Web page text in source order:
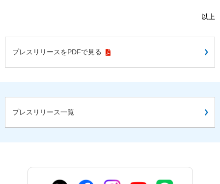
お問い合わせ
以上
プレスリリースをPDFで見る
プレスリリース一覧